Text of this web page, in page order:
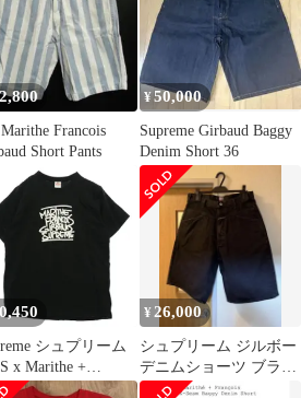
Francois
Short Pants
¥50,000
Supreme Girbaud Baggy
Denim Short 36
シュプリーム
x Marithe +
Girbaud Tee マ
¥ 26,000
シュプリーム ジルボー
デニムショーツ ブラッ
ク